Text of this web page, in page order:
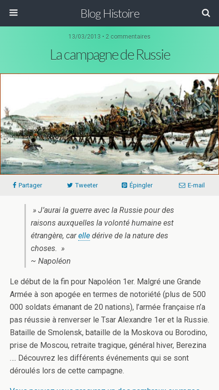
Blog Histoire
13/03/2013 • 2 commentaires
La campagne de Russie
Partager Tweeter Épingler E-mail
» J’aurai la guerre avec la Russie pour des
raisons auxquelles la volonté humaine est
étrangère, carelle dérive de la nature des
choses. »
~ Napoléon
Le début de la fin pour Napoléon 1er. Malgré une Grande
Armée à son apogée en termes de notoriété (plus de 500
000 soldats émanant de 20 nations), l’armée française n’a
pas réussie à renverser le Tsar Alexandre 1er et la Russie.
Bataille de Smolensk, bataille de la Moskova ou Borodino,
prise de Moscou, retraite tragique, général hiver, Berezina
…. Découvrez les différents événements qui se sont
déroulés lors de cette campagne.